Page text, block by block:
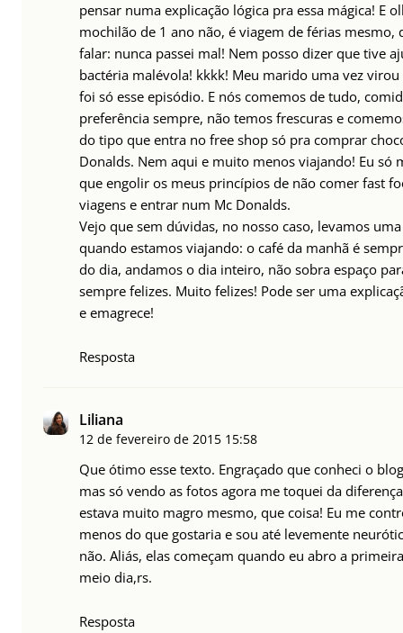
pensar numa explicação lógica pra essa mágica! E
mochilão de 1 ano não, é viagem de férias mesmo,
falar: nunca passei mal! Nem posso dizer que tive
bactéria malévola! kkkk! Meu marido uma vez
foi só esse episódio. E nós comemos de tudo,
preferência sempre, não temos frescuras e
do tipo que entra no free shop só pra comprar
Donalds. Nem aqui e muito menos viajando! Eu só
que engolir os meus princípios de não comer fast
viagens e entrar num Mc Donalds.
Vejo que sem dúvidas, no nosso caso, levamos
quando estamos viajando: o café da manhã é
do dia, andamos o dia inteiro, não sobra espaço
sempre felizes. Muito felizes! Pode ser uma
e emagrece!
Resposta
Liliana
12 de fevereiro de 2015 15:58
Que ótimo esse texto. Engraçado que conheci o
mas só vendo as fotos agora me toquei da
estava muito magro mesmo, que coisa! Eu me
menos do que gostaria e sou até levemente
não. Aliás, elas começam quando eu abro a
meio dia,rs.
Resposta